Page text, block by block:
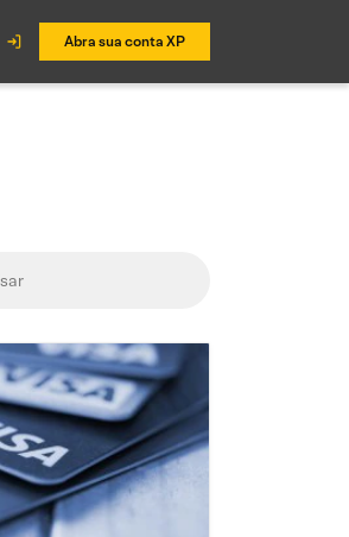
Abra sua conta XP